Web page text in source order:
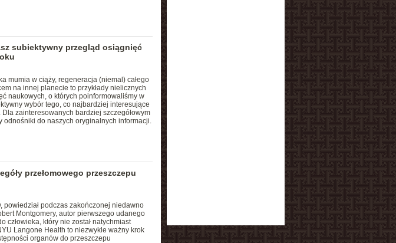
subiektywny przegląd osiągnięć
mumia w ciąży, regeneracja (niemal) całego
na innej planecie to przykłady nielicznych
naukowych, o których poinformowaliśmy w
wybór tego, co najbardziej interesujące
zainteresowanych bardziej szczegółowym
odnośniki do naszych oryginalnych informacji.
przełomowego przeszczepu
powiedział podczas zakończonej niedawno
Montgomery, autor pierwszego udanego
człowieka, który nie został natychmiast
Langone Health to niezwykle ważny krok
organów do przeszczepu